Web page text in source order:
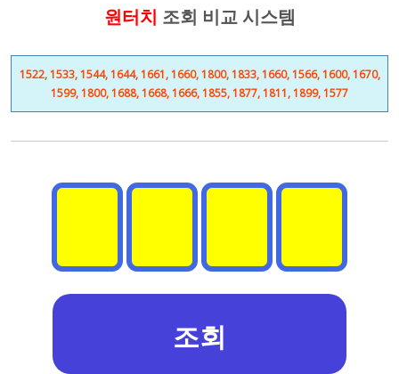
원터치 조회 비교 시스템
1522, 1533, 1544, 1644, 1661, 1660, 1800, 1833, 1660, 1566, 1600, 1670,
1599, 1800, 1688, 1668, 1666, 1855, 1877, 1811, 1899, 1577